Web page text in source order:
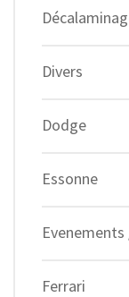
Divers
Dodge
Essonne
Ferrari